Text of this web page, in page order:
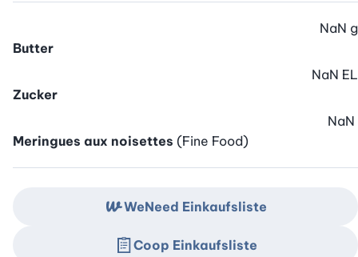
Butter
NaN g
Zucker
NaN EL
Meringues aux noisettes (Fine Food)
NaN
WeNeed Einkaufsliste
Coop Einkaufsliste